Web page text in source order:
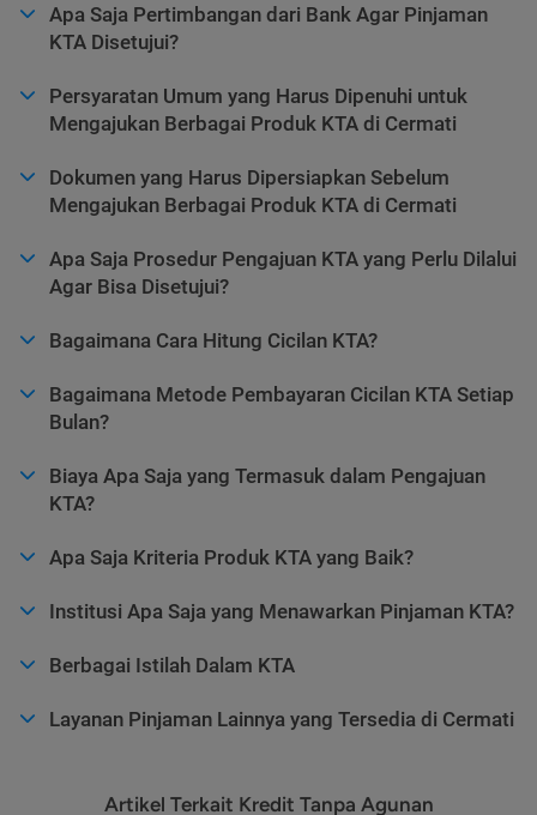
Apa Saja Pertimbangan dari Bank Agar Pinjaman
KTA Disetujui?
Persyaratan Umum yang Harus Dipenuhi untuk
Mengajukan Berbagai Produk KTA di Cermati
Dokumen yang Harus Dipersiapkan Sebelum
Mengajukan Berbagai Produk KTA di Cermati
Apa Saja Prosedur Pengajuan KTA yang Perlu Dilalui
Agar Bisa Disetujui?
Bagaimana Cara Hitung Cicilan KTA?
Bagaimana Metode Pembayaran Cicilan KTA Setiap
Bulan?
Biaya Apa Saja yang Termasuk dalam Pengajuan
KTA?
Apa Saja Kriteria Produk KTA yang Baik?
Institusi Apa Saja yang Menawarkan Pinjaman KTA?
Berbagai Istilah Dalam KTA
Layanan Pinjaman Lainnya yang Tersedia di Cermati
Artikel Terkait Kredit Tanpa Agunan